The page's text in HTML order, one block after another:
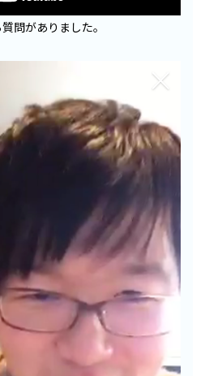
問がありました。